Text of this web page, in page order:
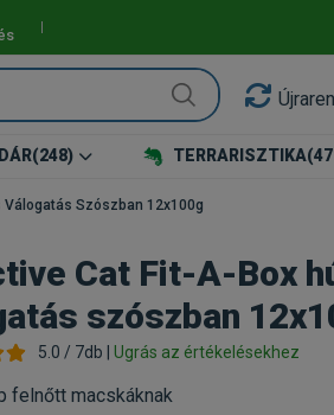
(248) TERRARISZTIKA
Válogatás Szószban 12x100g
Cat Fit-A-Box
szószban
5.0 / 7db | Ugrás az értékelésekhez
felnőtt macskáknak